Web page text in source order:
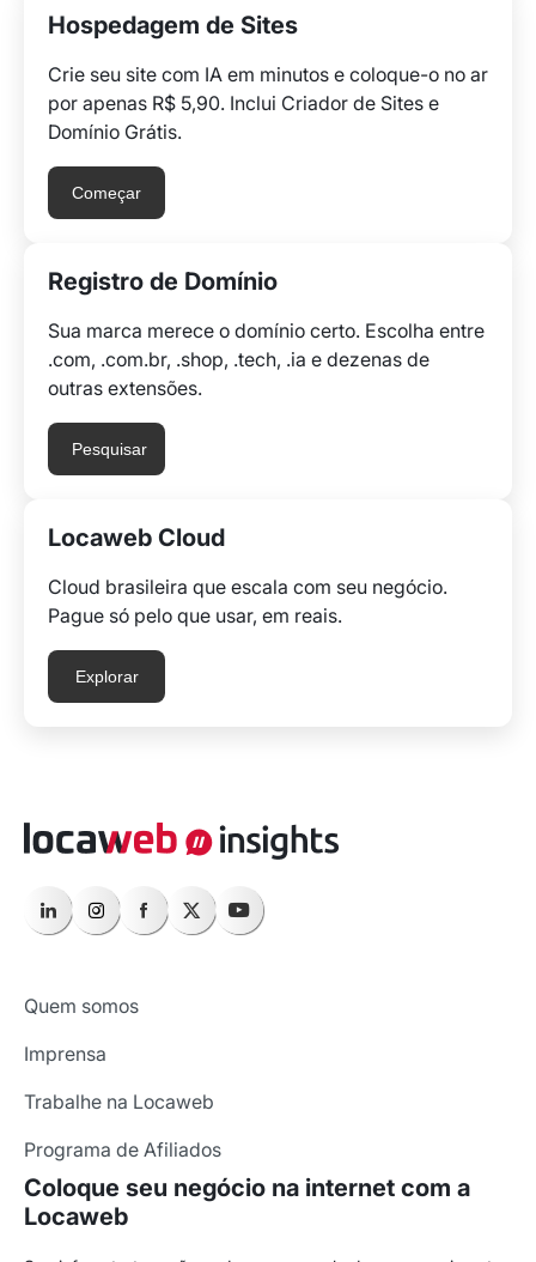
Hospedagem de Sites
Crie seu site com IA em minutos e coloque-o no ar
por apenas R$ 5,90. Inclui Criador de Sites e
Domínio Grátis.
Começar
Registro de Domínio
Sua marca merece o domínio certo. Escolha entre
.com, .com.br, .shop, .tech, .ia e dezenas de
outras extensões.
Pesquisar
Locaweb Cloud
Cloud brasileira que escala com seu negócio.
Pague só pelo que usar, em reais.
Explorar
Quem somos
Imprensa
Trabalhe na Locaweb
Programa de Afiliados
Coloque seu negócio na internet com a
Locaweb